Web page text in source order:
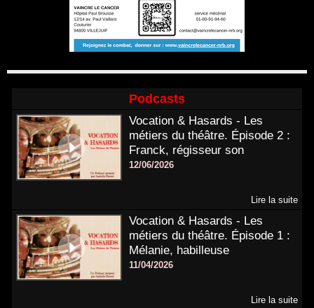
Podcasts
Vocation & Hasards - Les
métiers du théâtre. Épisode 2 :
Franck, régisseur son
12/06/2026
Lire la suite
Vocation & Hasards - Les
métiers du théâtre. Épisode 1 :
Mélanie, habilleuse
11/04/2026
Lire la suite